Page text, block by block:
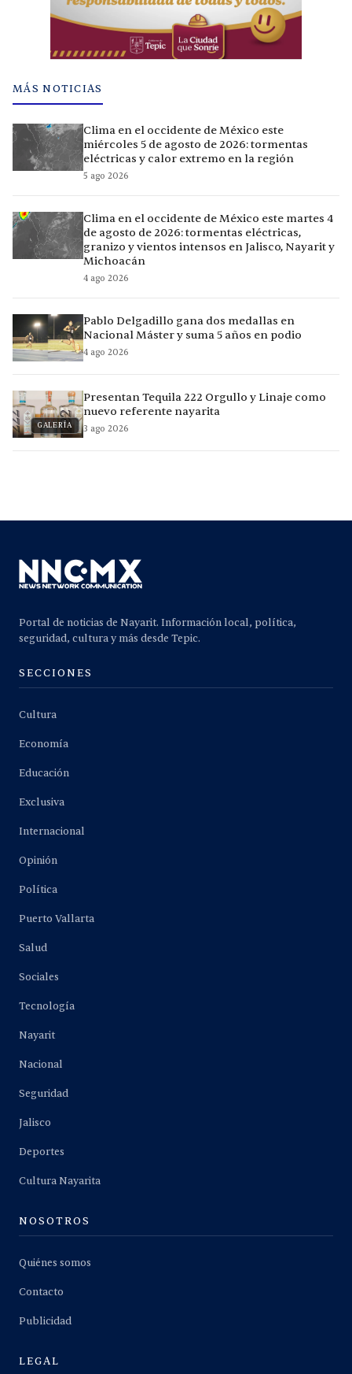
MÁS NOTICIAS
Clima en el occidente de México este
miércoles 5 de agosto de 2026: tormentas
eléctricas y calor extremo en la región
5 ago 2026
Clima en el occidente de México este martes 4
de agosto de 2026: tormentas eléctricas,
granizo y vientos intensos en Jalisco, Nayarit y
Michoacán
4 ago 2026
Pablo Delgadillo gana dos medallas en
Nacional Máster y suma 5 años en podio
4 ago 2026
GALERÍA
Presentan Tequila 222 Orgullo y Linaje como
nuevo referente nayarita
3 ago 2026
Portal de noticias de Nayarit. Información local, política,
seguridad, cultura y más desde Tepic.
SECCIONES
Cultura
Economía
Educación
Exclusiva
Internacional
Opinión
Política
Puerto Vallarta
Salud
Sociales
Tecnología
Nayarit
Nacional
Seguridad
Jalisco
Deportes
Cultura Nayarita
NOSOTROS
Quiénes somos
Contacto
Publicidad
LEGAL